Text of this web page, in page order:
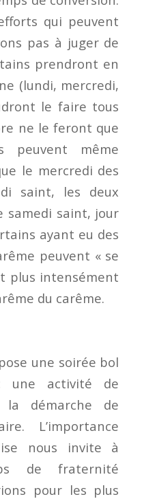
qui peuvent
pas à juger de
prendront en
(lundi, mercredi,
le faire tous
ne le feront que
peuvent même
le mercredi des
saint, les deux
samedi saint, jour
ayant eu des
peuvent « se
plus intensément
du carême.
une soirée bol
une activité de
la démarche de
L’importance
nous invite à
de fraternité
pour les plus